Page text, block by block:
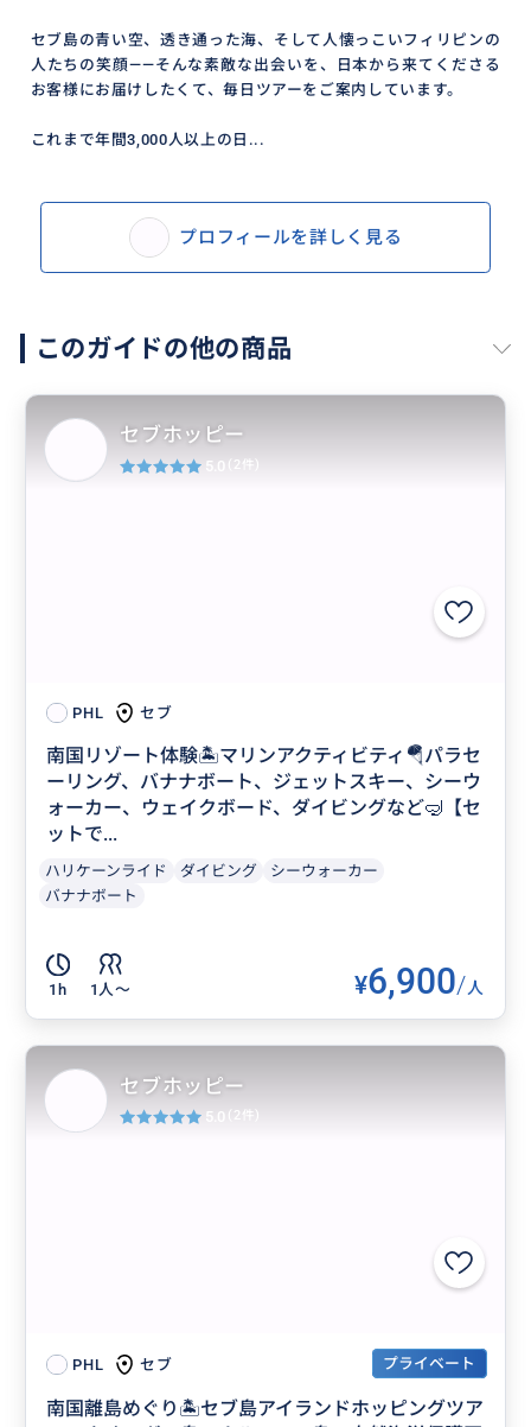
セブ島の青い空、透き通った海、そして人懐っこいフィリピンの
人たちの笑顔——そんな素敵な出会いを、日本から来てくださる
お客様にお届けしたくて、毎日ツアーをご案内しています。
これまで年間3,000人以上の日...
プロフィールを詳しく見る
このガイドの他の商品
PHL セブ
南国リゾート体験🏝マリンアクティビティ🪂パラセ
ーリング、バナナボート、ジェットスキー、シーウ
ォーカー、ウェイクボード、ダイビングなど🤿【セ
ットで...
ハリケーンライド ダイビング
シーウォーカー
バナナボート
1h 1人〜 ¥6,900/人
セブホッピー
5.0 (2件)
PHL セブ プライベート
南国離島めぐり🏝️セブ島アイランドホッピングツア
セブホッピー
5.0 (2件)